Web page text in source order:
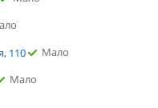
110
Мало
Мало